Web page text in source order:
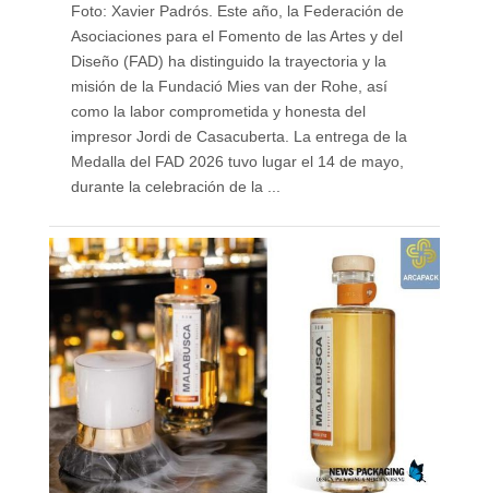
Foto: Xavier Padrós. Este año, la Federación de
Asociaciones para el Fomento de las Artes y del
Diseño (FAD) ha distinguido la trayectoria y la
misión de la Fundació Mies van der Rohe, así
como la labor comprometida y honesta del
impresor Jordi de Casacuberta. La entrega de la
Medalla del FAD 2026 tuvo lugar el 14 de mayo,
durante la celebración de la ...